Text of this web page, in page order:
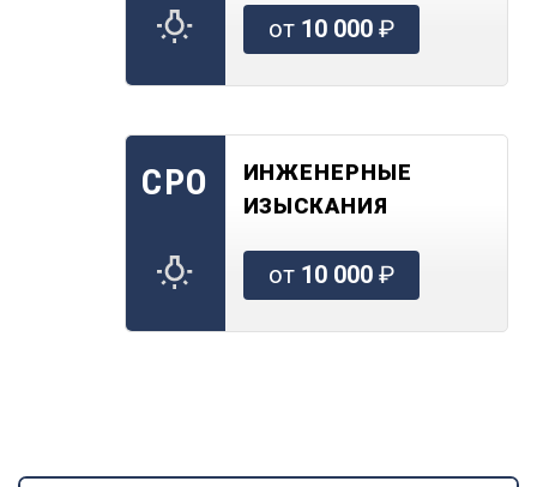
от 10 000₽
СРО
ИНЖЕНЕРНЫЕ
ИЗЫСКАНИЯ
от 10 000₽